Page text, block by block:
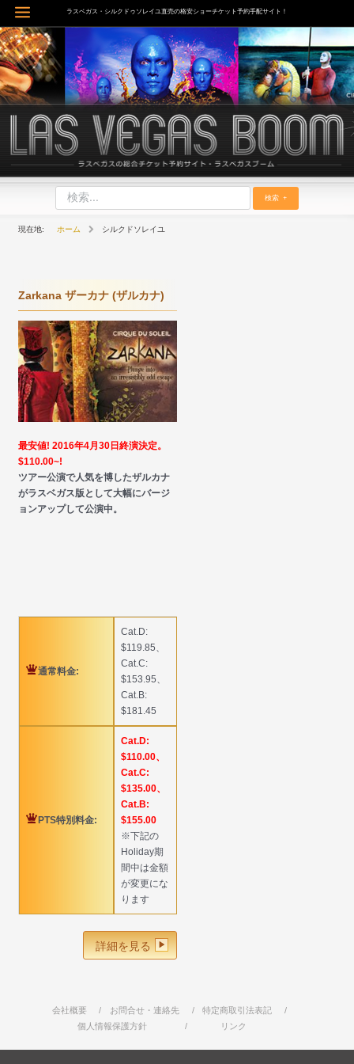
を
ス
キ
ッ
プ
Main
Menu
ラスベガス・シルクドゥソレイユ直売の格安ショーチケット予約手配サイト！
検索
ホーム シルクドソレイユ
Zarkana ザーカナ (ザルカナ)
最安値! 2016年4月30日終演決定。
$110.00~!
ツアー公演で人気を博したザルカナ
がラスベガス版として大幅にバージ
ョンアップして公演中。
通常料金:
Cat.D:
$119.85、
Cat.C:
$153.95、
Cat.B:
$181.45
PTS特別料金:
Cat.D:
$110.00、
Cat.C:
$135.00、
Cat.B:
$155.00
※下記の
Holiday期
間中は金額
が変更にな
ります
詳細を見る
会社概要 お問合せ・連絡先
特定商取引法表記
個人情報保護方針
リンク